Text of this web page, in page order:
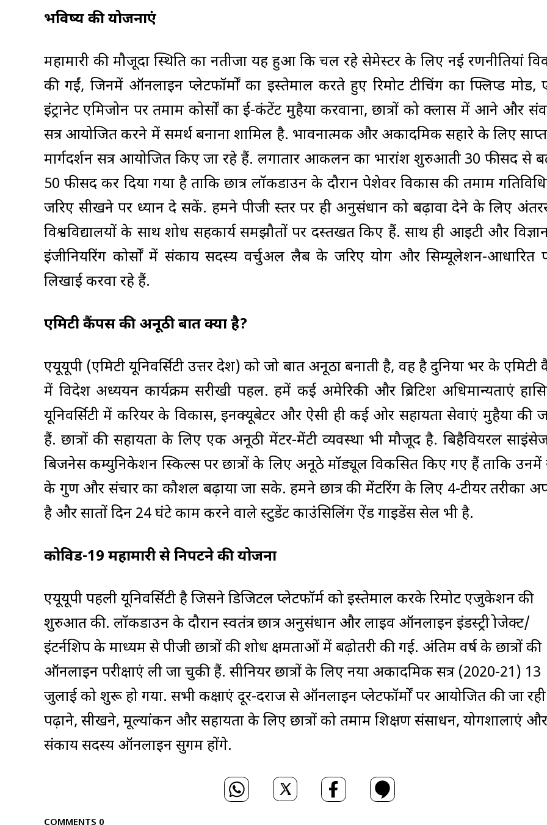
भविष्य की योजनाएं
महामारी की मौजूदा स्थिति का नतीजा यह हुआ कि चल रहे सेमेस्टर के लिए नई रणनीतियां
की गईं, जिनमें ऑनलाइन प्लेटफॉर्मों का इस्तेमाल करते हुए रिमोट टीचिंग का फ्लिप्ड मोड,
इंट्रानेट एमिजोन पर तमाम कोर्सों का ई-कंटेंट मुहैया करवाना, छात्रों को क्लास में आने और
सत्र आयोजित करने में समर्थ बनाना शामिल है. भावनात्मक और अकादमिक सहारे के लिए
मार्गदर्शन सत्र आयोजित किए जा रहे हैं. लगातार आकलन का भारांश शुरुआती 30 फीसद से
50 फीसद कर दिया गया है ताकि छात्र लॉकडाउन के दौरान पेशेवर विकास की तमाम
जरिए सीखने पर ध्यान दे सकें. हमने पीजी स्तर पर ही अनुसंधान को बढ़ावा देने के लिए
विश्वविद्यालयों के साथ शोध सहकार्य समझौतों पर दस्तखत किए हैं. साथ ही आइटी और
इंजीनियरिंग कोर्सों में संकाय सदस्य वर्चुअल लैब के जरिए प्रयोग और सिम्यूलेशन-आधारित
लिखाई करवा रहे हैं.
एमिटी कैंपस की अनूठी बात क्या है?
एयूयूपी (एमिटी यूनिवर्सिटी उत्तर प्रदेश) को जो बात अनूठा बनाती है, वह है दुनिया भर के एमिटी
में विदेश अध्ययन कार्यक्रम सरीखी पहल. हमें कई अमेरिकी और ब्रिटिश अधिमान्यताएं
यूनिवर्सिटी में करियर के विकास, इनक्यूबेटर और ऐसी ही कई ओर सहायता सेवाएं मुहैया की
हैं. छात्रों की सहायता के लिए एक अनूठी मेंटर-मेंटी व्यवस्था भी मौजूद है. बिहैवियरल
बिजनेस कम्युनिकेशन स्किल्स पर छात्रों के लिए अनूठे मॉड्यूल विकसित किए गए हैं ताकि उनमें
के गुण और संचार का कौशल बढ़ाया जा सके. हमने छात्र की मेंटरिंग के लिए 4-टीयर तरीका
है और सातों दिन 24 घंटे काम करने वाले स्टुडेंट काउंसिलिंग ऐंड गाइडेंस सेल भी है.
कोविड-19 महामारी से निपटने की योजना
एयूयूपी पहली यूनिवर्सिटी है जिसने डिजिटल प्लेटफॉर्म को इस्तेमाल करके रिमोट एजुकेशन की
शुरुआत की. लॉकडाउन के दौरान स्वतंत्र छात्र अनुसंधान और लाइव ऑनलाइन इंडस्ट्री प्रोजेक्ट/
इंटर्नशिप के माध्यम से पीजी छात्रों की शोध क्षमताओं में बढ़ोतरी की गई. अंतिम वर्ष के छात्रों की
ऑनलाइन परीक्षाएं ली जा चुकी हैं. सीनियर छात्रों के लिए नया अकादमिक सत्र (2020-21) 13
जुलाई को शुरू हो गया. सभी कक्षाएं दूर-दराज से ऑनलाइन प्लेटफॉर्मों पर आयोजित की जा
पढ़ाने, सीखने, मूल्यांकन और सहायता के लिए छात्रों को तमाम शिक्षण संसाधन, प्रयोगशालाएं और
संकाय सदस्य ऑनलाइन सुगम होंगे.